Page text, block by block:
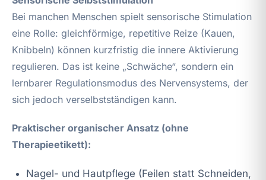
Bei manchen Menschen spielt sensorische Stimulation
eine Rolle: gleichförmige, repetitive Reize (Kauen,
Knibbeln) können kurzfristig die innere Aktivierung
regulieren. Das ist keine „Schwäche“, sondern ein
lernbarer Regulationsmodus des Nervensystems, der
sich jedoch verselbstständigen kann.
Praktischer organischer Ansatz (ohne
Therapieetikett):
Nagel- und Hautpflege (Feilen statt Schneiden,